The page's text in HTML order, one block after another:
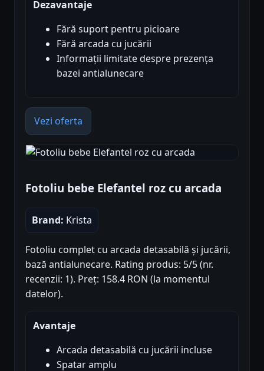
Dezavantaje
Fără suport pentru picioare
Fără arcada cu jucării
Informații limitate despre prezența
bazei antialunecare
Vezi oferta
Fotoliu bebe Elefantel roz cu arcada
Brand: Krista
Fotoliu complet cu arcada detasabilă și jucării,
bază antialunecare. Rating produs: 5/5 (nr.
recenzii: 1). Preț: 158.4 RON (la momentul
datelor).
Avantaje
Arcada detasabilă cu jucării incluse
Spatar amplu